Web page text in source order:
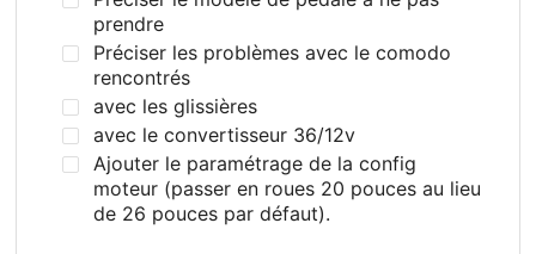
prendre
Préciser les problèmes avec le comodo
rencontrés
avec les glissières
avec le convertisseur 36/12v
Ajouter le paramétrage de la config
moteur (passer en roues 20 pouces au lieu
de 26 pouces par défaut).